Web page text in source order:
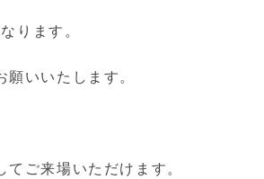
ります。
いいたします。
ご来場いただけます。